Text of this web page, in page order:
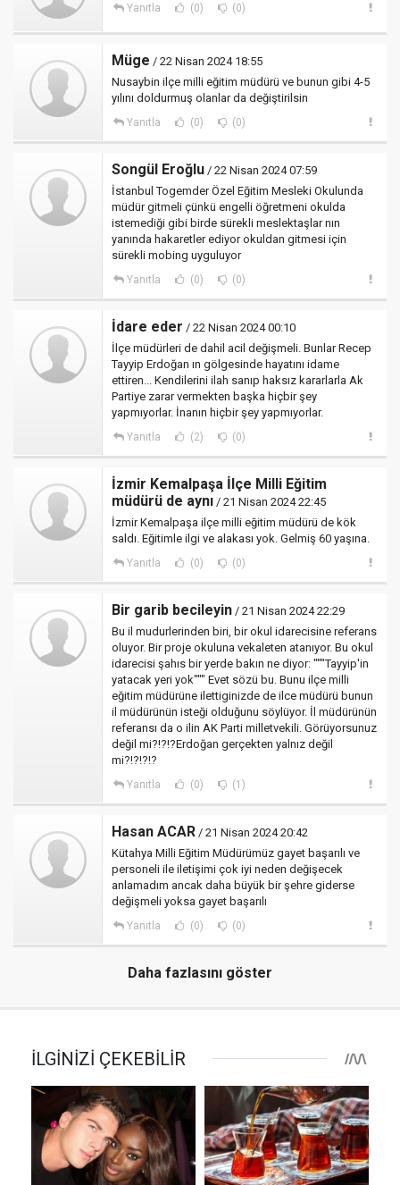
Yanıtla (0) (0)
Müge / 22 Nisan 2024 18:55
Nusaybin ilçe milli eğitim müdürü ve bunun gibi 4-5
yılını doldurmuş olanlar da değiştirilsin
Yanıtla (0) (0)
Songül Eroğlu / 22 Nisan 2024 07:59
İstanbul Togemder Özel Eğitim Mesleki Okulunda
müdür gitmeli çünkü engelli öğretmeni okulda
istemediği gibi birde sürekli meslektaşlar nın
yanında hakaretler ediyor okuldan gitmesi için
sürekli mobing uyguluyor
Yanıtla (0) (0)
İdare eder / 22 Nisan 2024 00:10
İlçe müdürleri de dahil acil değişmeli. Bunlar Recep
Tayyip Erdoğan ın gölgesinde hayatını idame
ettiren... Kendilerini ilah sanıp haksız kararlarla Ak
Partiye zarar vermekten başka hiçbir şey
yapmıyorlar. İnanın hiçbir şey yapmıyorlar.
Yanıtla (2) (0)
İzmir Kemalpaşa İlçe Milli Eğitim
müdürü de aynı / 21 Nisan 2024 22:45
İzmir Kemalpaşa ilçe milli eğitim müdürü de kök
saldı. Eğitimle ilgi ve alakası yok. Gelmiş 60 yaşına.
Yanıtla (0) (0)
Bir garib becileyin / 21 Nisan 2024 22:29
Bu il mudurlerinden biri, bir okul idarecisine referans
oluyor. Bir proje okuluna vekaleten atanıyor. Bu okul
idarecisi şahıs bir yerde bakın ne diyor: """Tayyip'in
yatacak yeri yok""" Evet sözü bu. Bunu ilçe milli
eğitim müdürüne ilettiginizde de ilce müdürü bunun
il müdürünün isteği olduğunu söylüyor. İl müdürünün
referansı da o ilin AK Parti milletvekili. Görüyorsunuz
değil mi?!?!?Erdoğan gerçekten yalnız değil
mi?!?!?!?
Yanıtla (0) (1)
Hasan ACAR / 21 Nisan 2024 20:42
Kütahya Milli Eğitim Müdürümüz gayet başarılı ve
personeli ile iletişimi çok iyi neden değişecek
anlamadım ancak daha büyük bir şehre giderse
değişmeli yoksa gayet başarılı
Yanıtla (0) (0)
Daha fazlasını göster